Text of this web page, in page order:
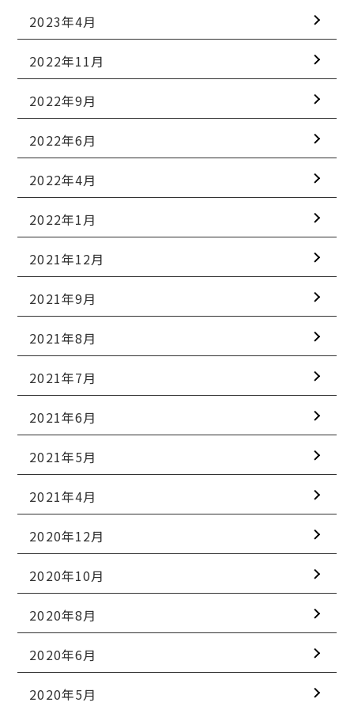
2023年4月
2022年11月
2022年9月
2022年6月
2022年4月
2022年1月
2021年12月
2021年9月
2021年8月
2021年7月
2021年6月
2021年5月
2021年4月
2020年12月
2020年10月
2020年8月
2020年6月
2020年5月